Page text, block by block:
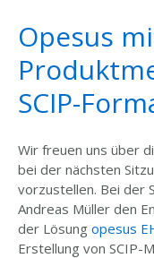
Opesus
SCIP-
Wir freuen uns über
bei der nächsten
vorzustellen. Bei der
Andreas Müller den
der Lösung opesus
Erstellung von SCIP-